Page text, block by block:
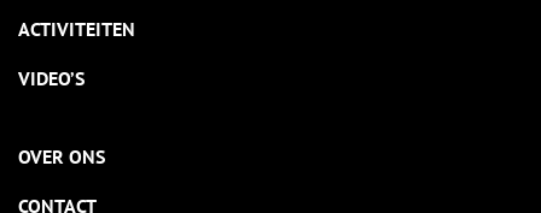
ACTIVITEITEN
VIDEO’S
OVER ONS
CONTACT